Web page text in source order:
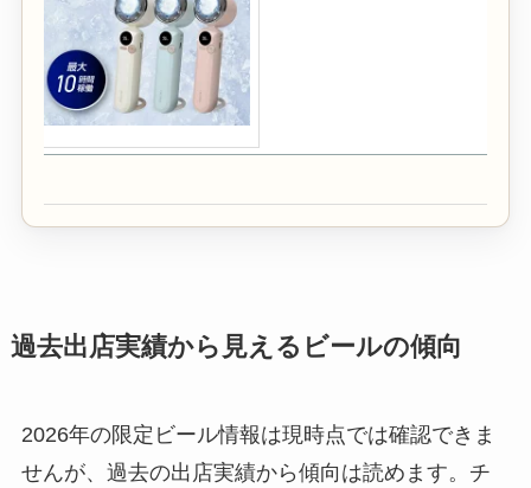
過去出店実績から見えるビールの傾向
2026年の限定ビール情報は現時点では確認できま
せんが、過去の出店実績から傾向は読めます。チ